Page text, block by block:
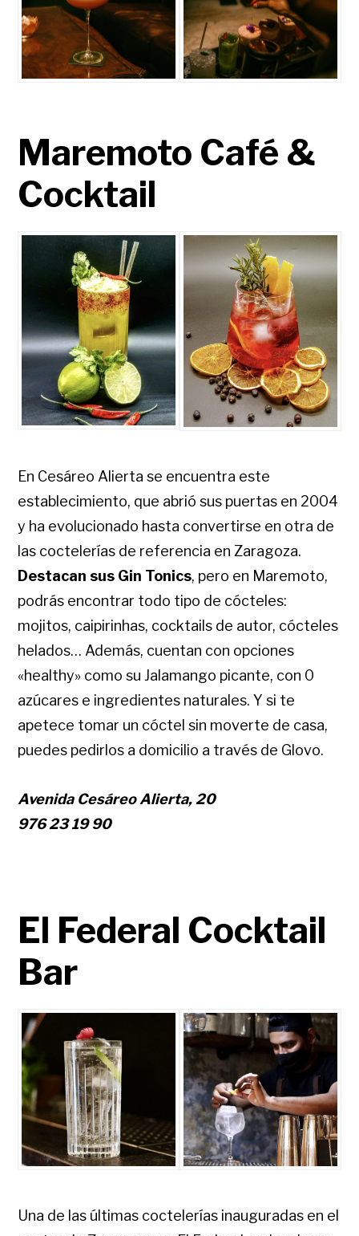
Maremoto Café &
Cocktail
En Cesáreo Alierta se encuentra este
establecimiento, que abrió sus puertas en 2004
y ha evolucionado hasta convertirse en otra de
las coctelerías de referencia en Zaragoza.
Destacan sus Gin Tonics, pero en Maremoto,
podrás encontrar todo tipo de cócteles:
mojitos, caipirinhas, cocktails de autor, cócteles
helados… Además, cuentan con opciones
«healthy» como su Jalamango picante, con 0
azúcares e ingredientes naturales. Y si te
apetece tomar un cóctel sin moverte de casa,
puedes pedirlos a domicilio a través de Glovo.
Avenida Cesáreo Alierta, 20
976 23 19 90
El Federal Cocktail
Bar
Una de las últimas coctelerías inauguradas en el